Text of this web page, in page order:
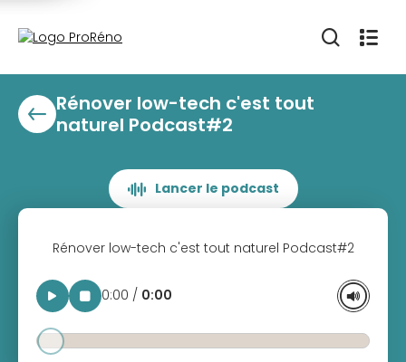
Rénover low-tech c'est tout
naturel Podcast#2
Lancer le podcast
Rénover low-tech c'est tout naturel Podcast#2
0:00 / 0:00